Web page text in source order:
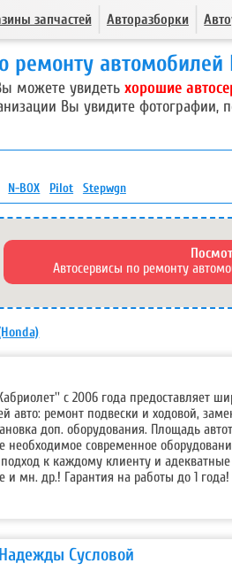
запчастей Авторазборки
ремонту
можете увидеть хорошие
Вы увидите фотографии,
Автосервисы по ремонту
с 2006 года предоставляет
авто: ремонт подвески и ходовой,
доп. оборудования. Площадь
необходимое современное
к каждому клиенту и
и мн. др.! Гарантия на работы до 1 года!
Сусловой
N-BOX Pilot Stepwgn